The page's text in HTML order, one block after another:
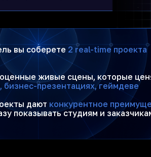
вы соберете 2 real-time проекта
живые сцены, которые
бизнес-презентациях, геймдеве
дают конкурентное
показывать студиям и